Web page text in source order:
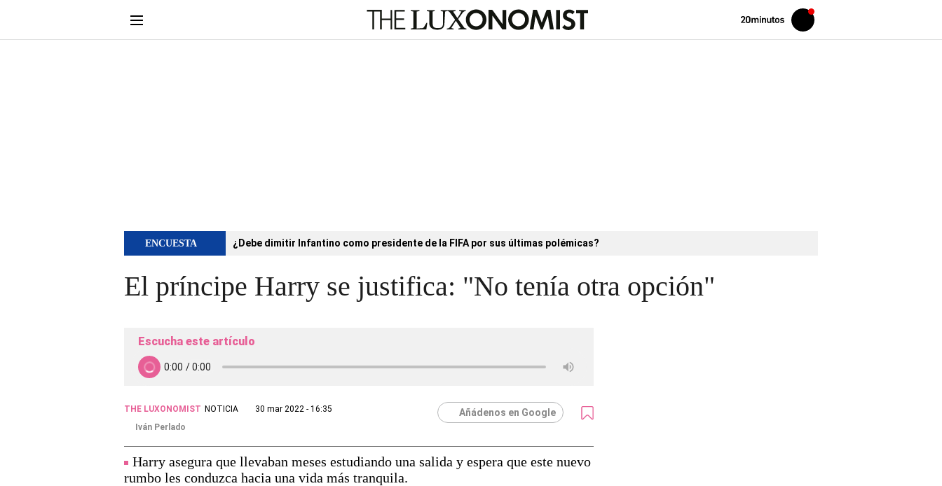
Volver
Iniciar
sesión
ENCUESTA ¿Debe dimitir Infantino como presidente de la FIFA por sus últimas polémicas?
El príncipe Harry se justifica: "No tenía otra opción"
Escucha este artículo
THE LUXONOMIST NOTICIA
30 mar 2022 - 16:35
Iván Perlado
Añádenos en Google
Harry asegura que llevaban meses estudiando una salida y espera que este nuevo
rumbo les conduzca hacia una vida más tranquila.